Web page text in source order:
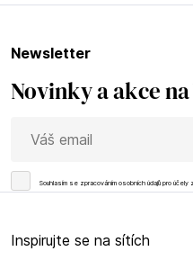
newsletter
Novinky a akce
Souhlasím se zpracováním osobních údajů pro účely
Inspirujte se na sítích